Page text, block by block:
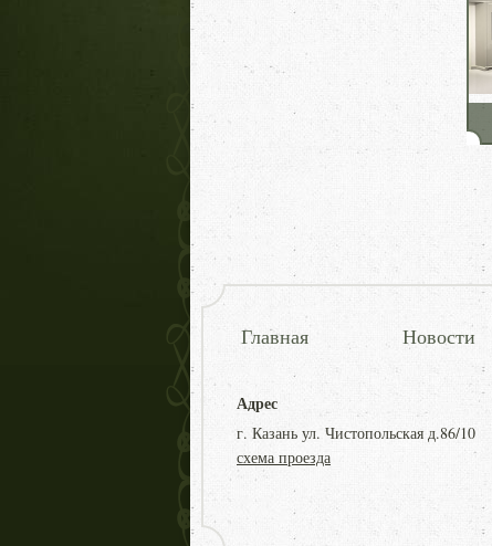
Главная Новости
Адрес
г. Казань ул. Чистопольская д.86/10
схема проезда